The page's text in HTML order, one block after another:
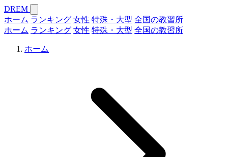
DREM
ホーム ランキング 女性 特殊・大型 全国の教習所
ホーム ランキング 女性 特殊・大型 全国の教習所
ホーム